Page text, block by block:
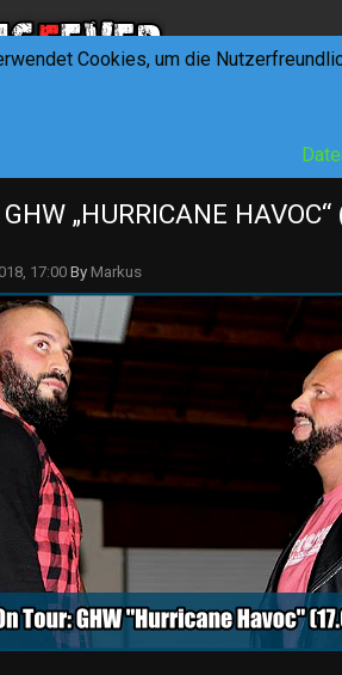
„HURRICANE
17:00 By Markus
Cookies, um die